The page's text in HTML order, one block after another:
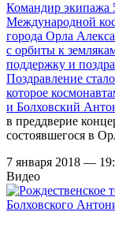
Командир экипажа
Международной
города Орла
с орбиты к
поддержку и
Поздравление стало
которое
и Болховский
в преддверие
состоявшегося в
7 января 2018 —
Видео